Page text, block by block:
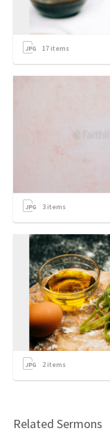
17 items
3 items
2items
Related Sermons